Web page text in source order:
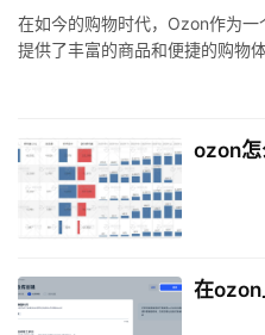
在如今的购物时代，Ozon作为
提供了丰富的商品和便捷的购物
ozon怎
在ozon